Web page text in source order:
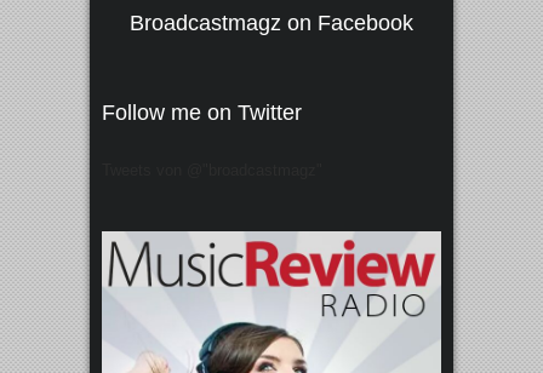
Broadcastmagz on Facebook
Follow me on Twitter